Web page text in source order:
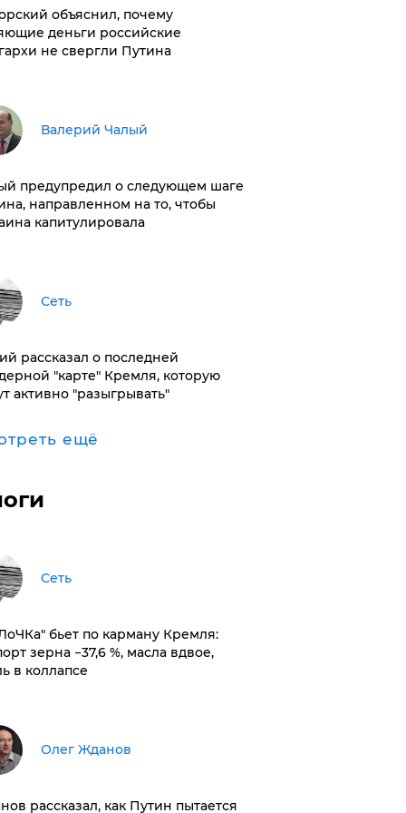
объяснил, почему
деньги российские
не свергли Путина
Валерий Чалый
предупредил о следующем шаге
направленном на то, чтобы
капитулировала
Сеть
рассказал о последней
"карте" Кремля, которую
активно "разыгрывать"
ещё
Сеть
бьет по карману Кремля:
зерна −37,6 %, масла вдвое,
в коллапсе
Олег Жданов
рассказал, как Путин пытается